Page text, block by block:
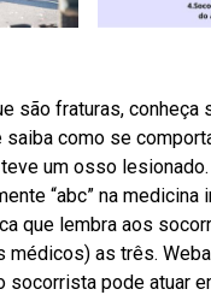
são fraturas, conheça
como se
um osso lesionado.
“abc” na medicina
que lembra aos
médicos) as três.
socorrista pode atuar